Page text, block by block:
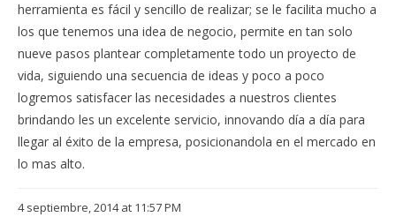
herramienta es fácil y sencillo de realizar; se le facilita mucho a
los que tenemos una idea de negocio, permite en tan solo
nueve pasos plantear completamente todo un proyecto de
vida, siguiendo una secuencia de ideas y poco a poco
logremos satisfacer las necesidades a nuestros clientes
brindando les un excelente servicio, innovando día a día para
llegar al éxito de la empresa, posicionandola en el mercado en
lo mas alto.
4 septiembre, 2014 at 11:57 PM